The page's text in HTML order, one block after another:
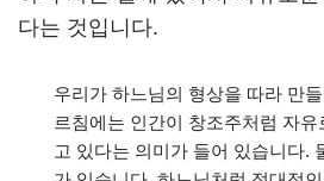
다는 것입니다.
우리가 하느님의 형상을 따라 만
르침에는 인간이 창조주처럼 자
고 있다는 의미가 들어 있습니다.